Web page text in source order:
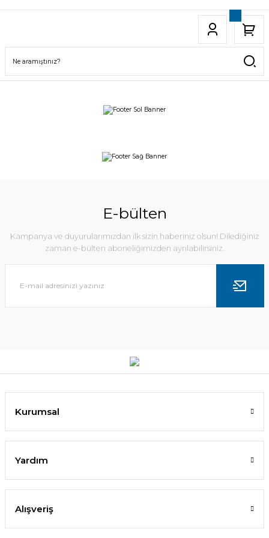
E-bülten
Kampanya ve duyurularımızdan ilk sizin haberiniz olsun! Dilediğiniz
zaman e-bülten aboneliğimizden ayrılabilirsiniz.
Kurumsal
Yardım
Alışveriş